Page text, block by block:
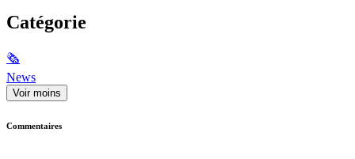
Catégorie
🗞
News
Voir moins
Commentaires